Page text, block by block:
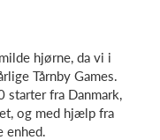
hjørne, da vi i
Tårnby Games.
fra Danmark,
og med hjælp fra
enhed.